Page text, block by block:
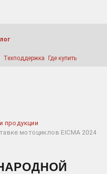
Техподдержка Где купить
продукции
мотоциклов EICMA 2024